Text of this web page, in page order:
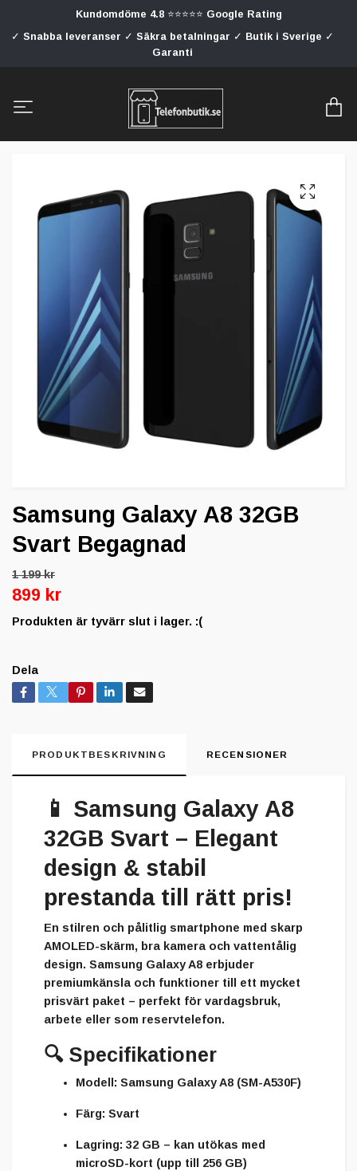
Kundomdöme 4.8 ⭐⭐⭐⭐⭐ Google Rating
✓ Snabba leveranser ✓ Säkra betalningar ✓ Butik i Sverige ✓
Garanti
Samsung Galaxy A8 32GB
Svart Begagnad
1 199 kr
899 kr
Produkten är tyvärr slut i lager. :(
Dela
PRODUKTBESKRIVNING RECENSIONER
📱 Samsung Galaxy A8
32GB Svart – Elegant
design & stabil
prestanda till rätt pris!
En stilren och pålitlig smartphone med skarp
AMOLED-skärm, bra kamera och vattentålig
design. Samsung Galaxy A8 erbjuder
premiumkänsla och funktioner till ett mycket
prisvärt paket – perfekt för vardagsbruk,
arbete eller som reservtelefon.
🔍 Specifikationer
Modell: Samsung Galaxy A8 (SM-A530F)
Färg: Svart
Lagring: 32 GB – kan utökas med
microSD-kort (upp till 256 GB)